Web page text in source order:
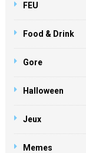
FEU
Food & Drink
Gore
Halloween
Jeux
Memes